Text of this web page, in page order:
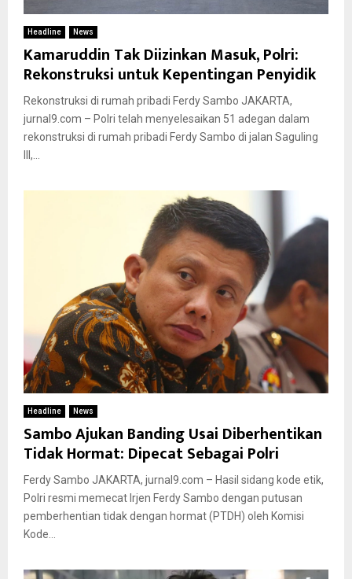
Headline News
Kamaruddin Tak Diizinkan Masuk, Polri:
Rekonstruksi untuk Kepentingan Penyidik
Rekonstruksi di rumah pribadi Ferdy Sambo JAKARTA,
jurnal9.com – Polri telah menyelesaikan 51 adegan dalam
rekonstruksi di rumah pribadi Ferdy Sambo di jalan Saguling
III,...
Headline News
Sambo Ajukan Banding Usai Diberhentikan
Tidak Hormat: Dipecat Sebagai Polri
Ferdy Sambo JAKARTA, jurnal9.com – Hasil sidang kode etik,
Polri resmi memecat Irjen Ferdy Sambo dengan putusan
pemberhentian tidak dengan hormat (PTDH) oleh Komisi
Kode...